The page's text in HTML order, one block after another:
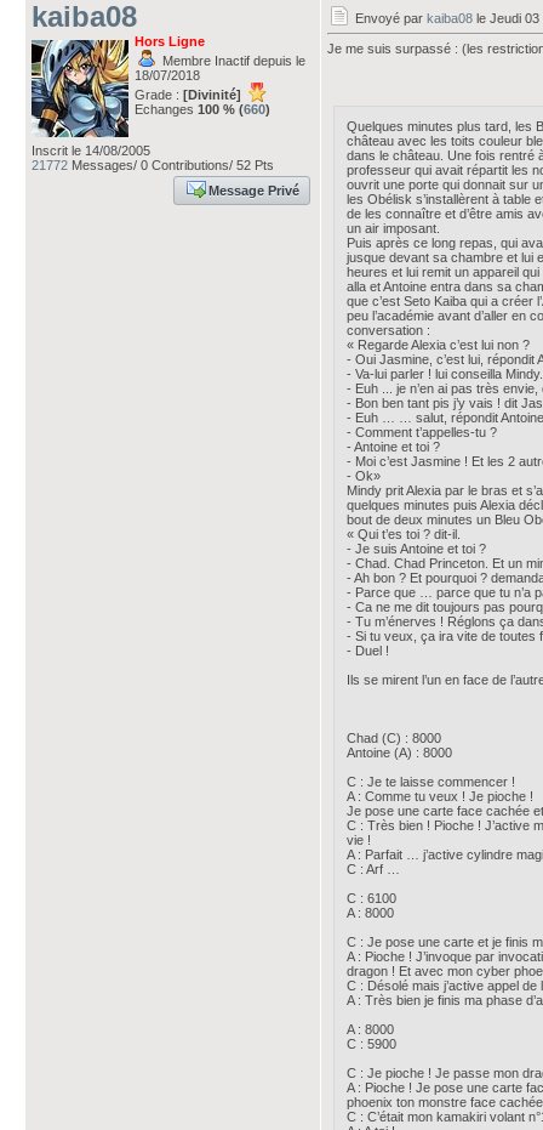
kaiba08
Hors Ligne
Membre Inactif depuis le
18/07/2018
Grade : [Divinité]
Echanges 100 % (660)
Inscrit le 14/08/2005
21772 Messages/ 0 Contributions/ 52 Pts
Message Privé
Envoyé par kaiba08 le Jeudi 03
Je me suis surpassé : (les
Quelques minutes plus tard, les
château avec les toits couleur
dans le château. Une fois rentré
professeur qui avait répartit les
ouvrit une porte qui donnait sur
les Obélisk s’installèrent à table
de les connaître et d’être amis
un air imposant.
Puis après ce long repas, qui
jusque devant sa chambre et lui
heures et lui remit un appareil
alla et Antoine entra dans sa
que c’est Seto Kaiba qui a créer
peu l’académie avant d’aller en
conversation :
« Regarde Alexia c’est lui non ?
- Oui Jasmine, c’est lui, répondit
- Va-lui parler ! lui conseilla Mindy.
- Euh ... je n’en ai pas très envie,
- Bon ben tant pis j’y vais ! dit
- Euh … … salut, répondit Antoine
- Comment t’appelles-tu ?
- Antoine et toi ?
- Moi c’est Jasmine ! Et les 2
- Ok»
Mindy prit Alexia par le bras et
quelques minutes puis Alexia
bout de deux minutes un Bleu
« Qui t’es toi ? dit-il.
- Je suis Antoine et toi ?
- Chad. Chad Princeton. Et un
- Ah bon ? Et pourquoi ?
- Parce que … parce que tu n’a
- Ca ne me dit toujours pas
- Tu m’énerves ! Réglons ça
- Si tu veux, ça ira vite de toutes
- Duel !
Ils se mirent l’un en face de
Chad (C) : 8000
Antoine (A) : 8000
C : Je te laisse commencer !
A : Comme tu veux ! Je pioche !
Je pose une carte face cachée
C : Très bien ! Pioche ! J’active
vie !
A : Parfait … j’active cylindre
C : Arf …
C : 6100
A : 8000
C : Je pose une carte et je finis
A : Pioche ! J’invoque par
dragon ! Et avec mon cyber
C : Désolé mais j’active appel
A : Très bien je finis ma phase
A : 8000
C : 5900
C : Je pioche ! Je passe mon
A : Pioche ! Je pose une carte
phoenix ton monstre face
C : C’était mon kamakiri volant